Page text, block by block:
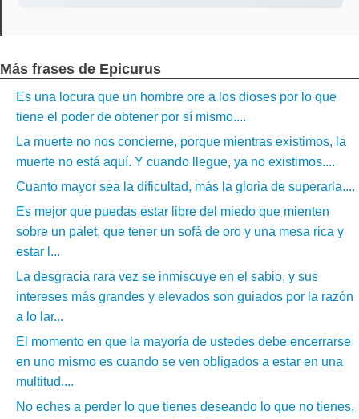
Más frases de Epicurus
Es una locura que un hombre ore a los dioses por lo que
tiene el poder de obtener por sí mismo....
La muerte no nos concierne, porque mientras existimos, la
muerte no está aquí. Y cuando llegue, ya no existimos....
Cuanto mayor sea la dificultad, más la gloria de superarla....
Es mejor que puedas estar libre del miedo que mienten
sobre un palet, que tener un sofá de oro y una mesa rica y
estar l...
La desgracia rara vez se inmiscuye en el sabio, y sus
intereses más grandes y elevados son guiados por la razón
a lo lar...
El momento en que la mayoría de ustedes debe encerrarse
en uno mismo es cuando se ven obligados a estar en una
multitud....
No eches a perder lo que tienes deseando lo que no tienes,